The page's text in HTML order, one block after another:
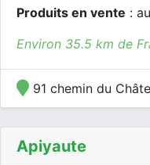
Produits en vente :
Environ 35.5 km de
91 chemin du
Apiyaute